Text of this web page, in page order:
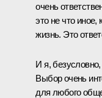
очень
это не что
жизнь. Это
И я,
Выбор очень
для любого